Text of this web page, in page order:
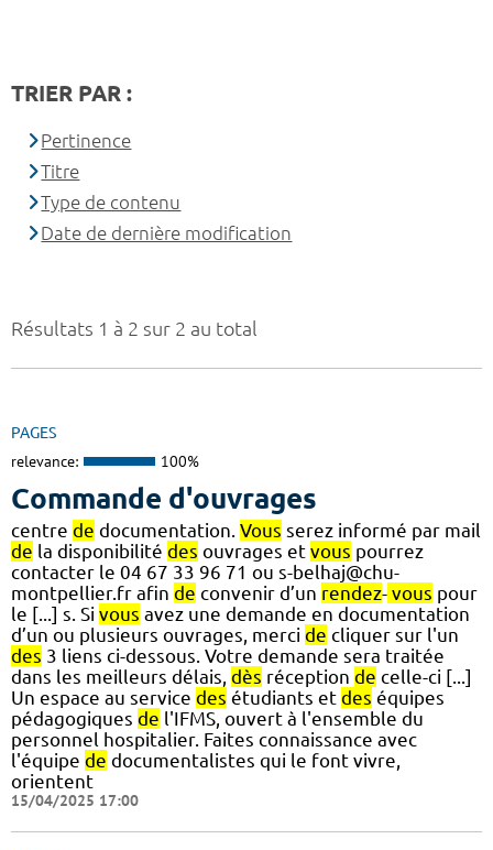
Résultats 1 à 2 sur 2 au total
PAGES
relevance: 100%
Commande d'ouvrages
centre de documentation. Vous serez informé par mail
de la disponibilité des ouvrages et vous pourrez
contacter le 04 67 33 96 71 ou s-belhaj@chu-
montpellier.fr afin de convenir d’un rendez- vous pour
le [...] s. Si vous avez une demande en documentation
d’un ou plusieurs ouvrages, merci de cliquer sur l'un
des 3 liens ci-dessous. Votre demande sera traitée
dans les meilleurs délais, dès réception de celle-ci [...]
Un espace au service des étudiants et des équipes
pédagogiques de l'IFMS, ouvert à l'ensemble du
personnel hospitalier. Faites connaissance avec
l'équipe de documentalistes qui le font vivre,
orientent
15/04/2025 17:00
TRIER PAR :
Pertinence
Titre
Type de contenu
Date de dernière modification